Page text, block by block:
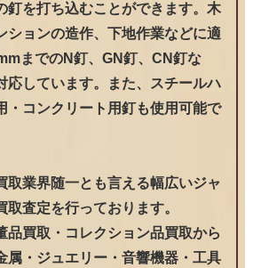
釘を打ち込むことができます。木
ションの造作、下地作業などに適
までのN釘、GN釘、CN釘な
応しています。また、スチールハ
・コンクリート用釘も使用可能で
取業界随一とも言える幅広いジャ
取査定を行っております。
品買取・コレクション品買取から
属・ジュエリー・音響機器・工具